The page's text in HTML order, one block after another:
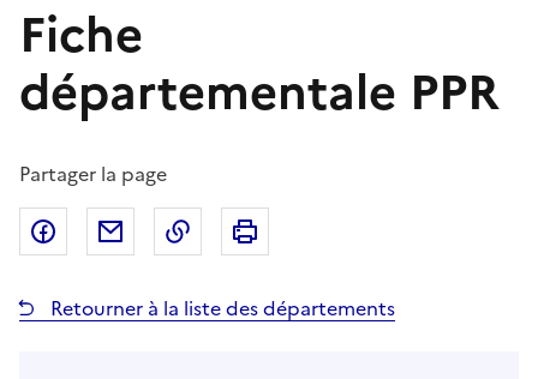
Fiche
départementale PPR
Partager la page
Partager sur Facebook
Partager par emailCopier dans le presse-papier
Retourner à la liste des départements